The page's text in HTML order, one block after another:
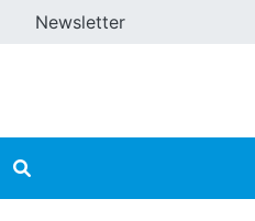
Newsletter